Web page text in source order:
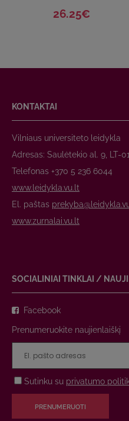
26.25€
KONTAKTAI
Vilniaus universiteto leidykla
Adresas: Saulėtekio al. 9, LT-
Telefonas +370 5 236 6044
www.leidykla.vu.lt
El. paštas
www.zurnalai.vu.lt
SOCIALINIAI TINKLAI /
Facebook
Prenumeruokite naujienlaiškį
Sutinku su privatumo
PRENUMERUOTI